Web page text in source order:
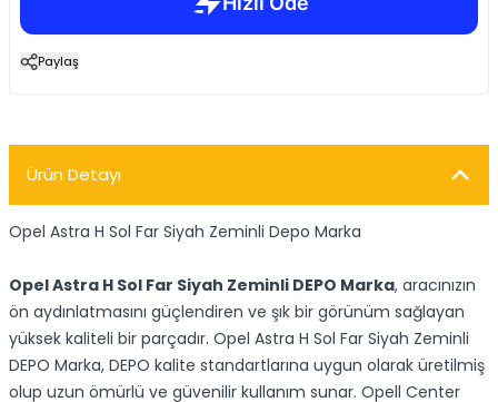
Paylaş
Ürün Detayı
Opel Astra H Sol Far Siyah Zeminli Depo Marka
Opel Astra H Sol Far Siyah Zeminli DEPO Marka, aracınızın
ön aydınlatmasını güçlendiren ve şık bir görünüm sağlayan
yüksek kaliteli bir parçadır. Opel Astra H Sol Far Siyah Zeminli
DEPO Marka, DEPO kalite standartlarına uygun olarak üretilmiş
olup uzun ömürlü ve güvenilir kullanım sunar. Opell Center